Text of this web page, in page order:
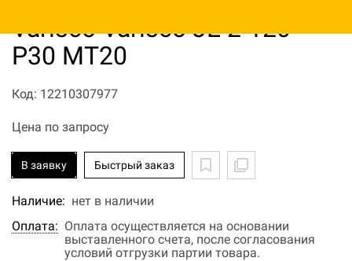
Varisco Varisco JE 2-120
P30 MT20
Код: 12210307977
Цена по запросу
В заявку Быстрый заказ
Наличие: нет в наличии
Оплата: Оплата осуществляется на основании
выставленного счета, после согласования
условий отгрузки партии товара.